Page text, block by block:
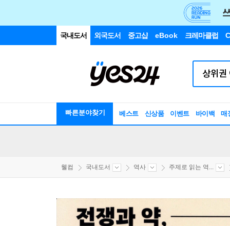
국내도서 외국도서 중고샵 eBook 크레마클럽
빠른분야찾기 베스트 신상품 이벤트 바이백 매
웰컴 국내도서 역사 주제로 읽는 역...